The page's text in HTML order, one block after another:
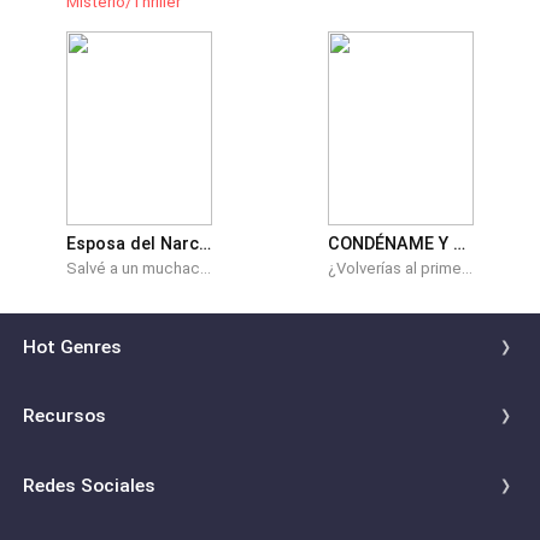
Esposa del Narco.
Salvé a un muchacho de una herida de bala. Él fue mi primer amor. Él me hizo feliz. Luego... desapareció. Me dejó sola. Sola con nuestro hijo. Seis años después vuelve a mi vida. Apuntándome con su arma y exigiendo mi si, acepto en el altar.
CONDÉNAME Y ADÓRAME
¿Volverías al primer amor? Luego de un corto matrimonio, el esposo de Livy muere a manos de un aparatoso accidente. Y ella termina encontrándose con Demián Daniels, un dominante mafioso con quien tuvo un intenso romance, y quien aún la ama. ¿Podría ese frio hombre haber terminado con la vida de su esposo con tal de tenerla de vuelta? ¿O quizás hay alguien más detrás de todo?
Hot Genres
Romance
Recursos
Palabras clave
Redes Sociales